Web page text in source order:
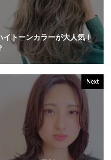
イトーンカラーが大人気！
Next